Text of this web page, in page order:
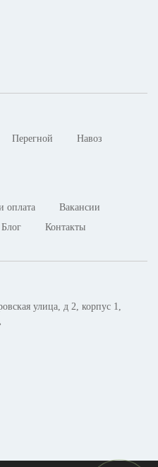
Перегной
Навоз
оплата
Вакансии
Блог Контакты
улица, д 2, корпус 1,